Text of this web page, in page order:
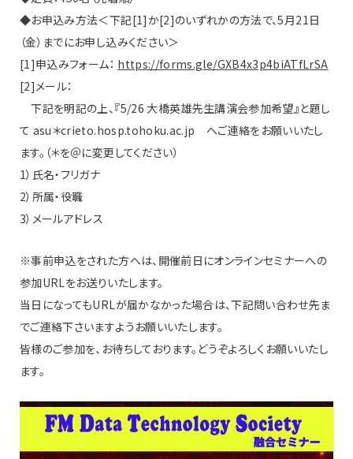
◆お申込み方法＜下記[1]か[2]のいずれかの方法で、5月21日
（金）までにお申し込みください＞
[1]申込みフォーム： https://forms.gle/GXB4x3p4biATfLrSA
[2]メール：
下記を明記の上、『5/26 大橋英雄先生講演会参加希望』と題し
て asu＊crieto.hosp.tohoku.ac.jp へご連絡をお願いいたし
ます。（＊を＠に変更してください）
1）氏名・フリガナ
2）所属・役職
3）メールアドレス
※事前申込をされた方へは、開催前日にオンラインセミナーへの
参加URLをお送りいたします。
当日になってもURLが届かなかった場合は、下記問い合わせ先ま
でご連絡下さいますようお願いいたします。
皆様のご参加を、お待ちしております。どうぞよろしくお願いいたし
ます。